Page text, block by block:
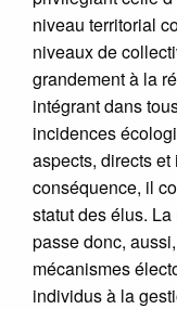
niveau territorial
niveaux de
grandement à la
intégrant dans
incidences
aspects, directs
conséquence, il
statut des élus.
passe donc,
mécanismes
individus à la